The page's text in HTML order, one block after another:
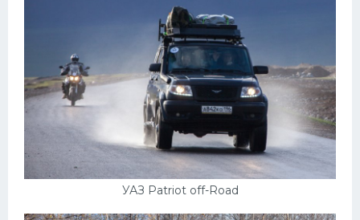
УАЗ Patriot off-Road